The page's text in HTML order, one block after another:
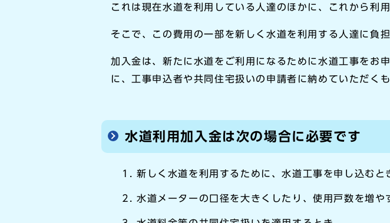
これは現在水道を利用している人達のほかに、これから利
そこで、この費用の一部を新しく水道を利用する人達に負
加入金は、新たに水道をご利用になるために水道工事をお
に、工事申込者や共同住宅扱いの申請者に納めていただくも
水道利用加入金は次の場合に必要です
新しく水道を利用するために、水道工事を申し込むと
水道メーターの口径を大きくしたり、使用戸数を増や